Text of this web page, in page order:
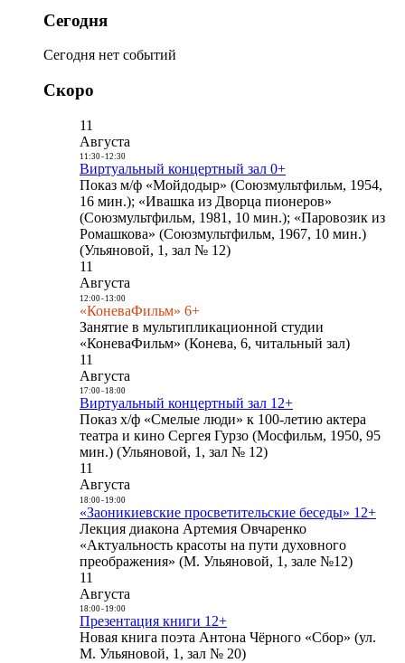
Сегодня
Сегодня нет событий
Скоро
11
Августа
11:30- 12:30
Виртуальный концертный зал 0+
Показ м/ф «Мойдодыр» (Союзмультфильм, 1954,
16 мин.); «Ивашка из Дворца пионеров»
(Союзмультфильм, 1981, 10 мин.); «Паровозик из
Ромашкова» (Союзмультфильм, 1967, 10 мин.)
(Ульяновой, 1, зал № 12)
11
Августа
12:00- 13:00
«КоневаФильм» 6+
Занятие в мультипликационной студии
«КоневаФильм» (Конева, 6, читальный зал)
11
Августа
17:00- 18:00
Виртуальный концертный зал 12+
Показ х/ф «Смелые люди» к 100-летию актера
театра и кино Сергея Гурзо (Мосфильм, 1950, 95
мин.) (Ульяновой, 1, зал № 12)
11
Августа
18:00- 19:00
«Заоникиевские просветительские беседы» 12+
Лекция диакона Артемия Овчаренко
«Актуальность красоты на пути духовного
преображения» (М. Ульяновой, 1, зале №12)
11
Августа
18:00- 19:00
Презентация книги 12+
Новая книга поэта Антона Чёрного «Сбор» (ул.
М. Ульяновой, 1, зал № 20)